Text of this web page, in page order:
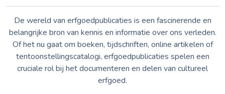
De wereld van erfgoedpublicaties is een fascinerende en
belangrijke bron van kennis en informatie over ons verleden.
Of het nu gaat om boeken, tijdschriften, online artikelen of
tentoonstellingscatalogi, erfgoedpublicaties spelen een
cruciale rol bij het documenteren en delen van cultureel
erfgoed.